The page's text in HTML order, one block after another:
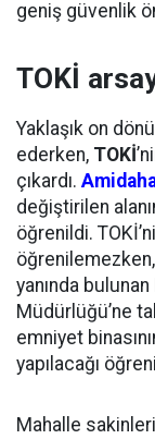
geniş güvenlik
TOKİ
Yaklaşık on
ederken, TOKİ
çıkardı.
değiştirilen
öğrenildi.
yanında
Müdürlüğü’ne
emniyet
yapılacağı
Mahalle